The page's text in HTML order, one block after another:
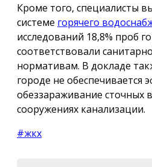
Кроме того, специалисты
системе горячего
исследований 18,8% проб
соответствовали
нормативам. В докладе
городе не обеспечивается
обеззараживание сточных
сооружениях канализации.
#жкх